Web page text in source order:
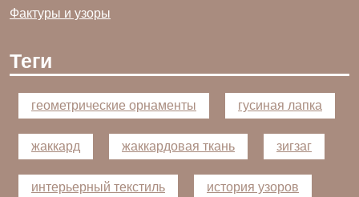
Фактуры и узоры
Теги
геометрические орнаменты гусиная лапка
жаккард жаккардовая ткань зигзаг
интерьерный текстиль история узоров